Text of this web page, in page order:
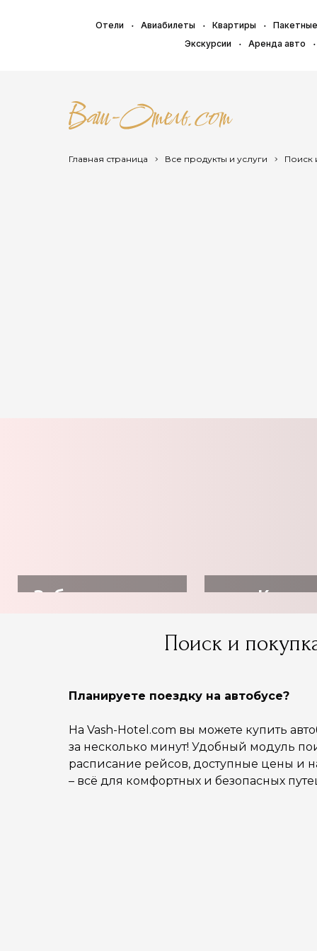
Отели Авиабилеты Квартиры
Экскурсии
Аренда авто
Главная страница Все продукты и услуги Поиск
Забронировать
Поиск и
Планируете поездку на автобусе?
На Vash-Hotel.com вы можете купить
за несколько минут! Удобный модуль
расписание рейсов, доступные цены и
– всё для комфортных и безопасных